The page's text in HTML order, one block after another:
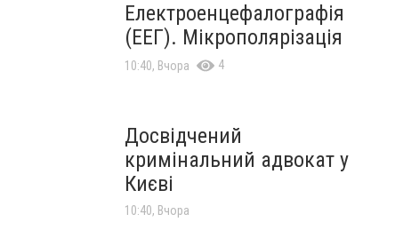
Електроенцефалографія
(ЕЕГ). Мікрополярізація
10:40, Вчора 4
Досвідчений
кримінальний адвокат у
Києві
10:40, Вчора